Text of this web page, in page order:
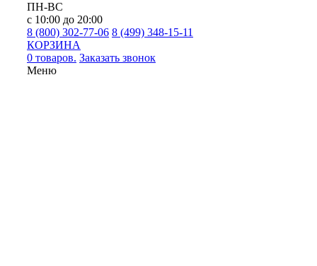
ПН-ВС
с 10:00 до 20:00
8 (800) 302-77-06 8 (499) 348-15-11
КОРЗИНА
0 товаров. Заказать звонок
Меню